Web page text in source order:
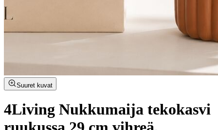
Suuret kuvat
4Living Nukkumaija tekokasvi